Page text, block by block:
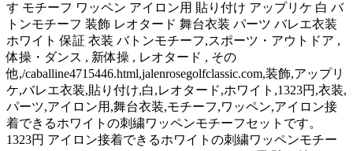
す モチーフ ワッペン アイロン用 貼り付け アップリケ 白 バ
トンモチーフ 装飾 レオタード 舞台衣装 パーツ バレエ衣装
ホワイト 保証 衣装 バトンモチーフ,スポーツ・アウトドア ,
体操・ダンス , 新体操 , レオタード , その
他,/caballine4715446.html,jalenrosegolfclassic.com,装飾,アップリ
ケ,バレエ衣装,貼り付け,白,レオタード,ホワイト,1323円,衣装,
パーツ,アイロン用,舞台衣装,モチーフ,ワッペン,アイロン接
着できるホワイトの刺繍ワッペンモチーフセットです。
1323円 アイロン接着できるホワイトの刺繍ワッペンモチー